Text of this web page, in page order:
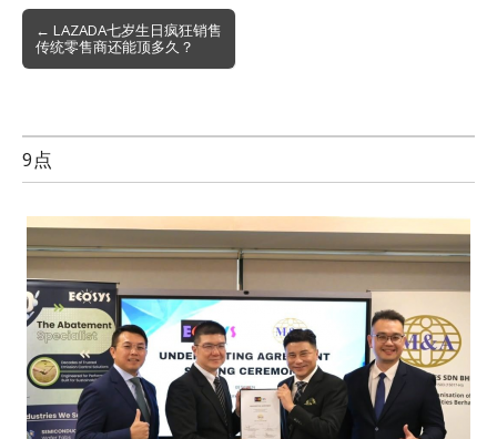
Post
navigation
← LAZADA七岁生日疯狂销售
传统零售商还能顶多久？
9点